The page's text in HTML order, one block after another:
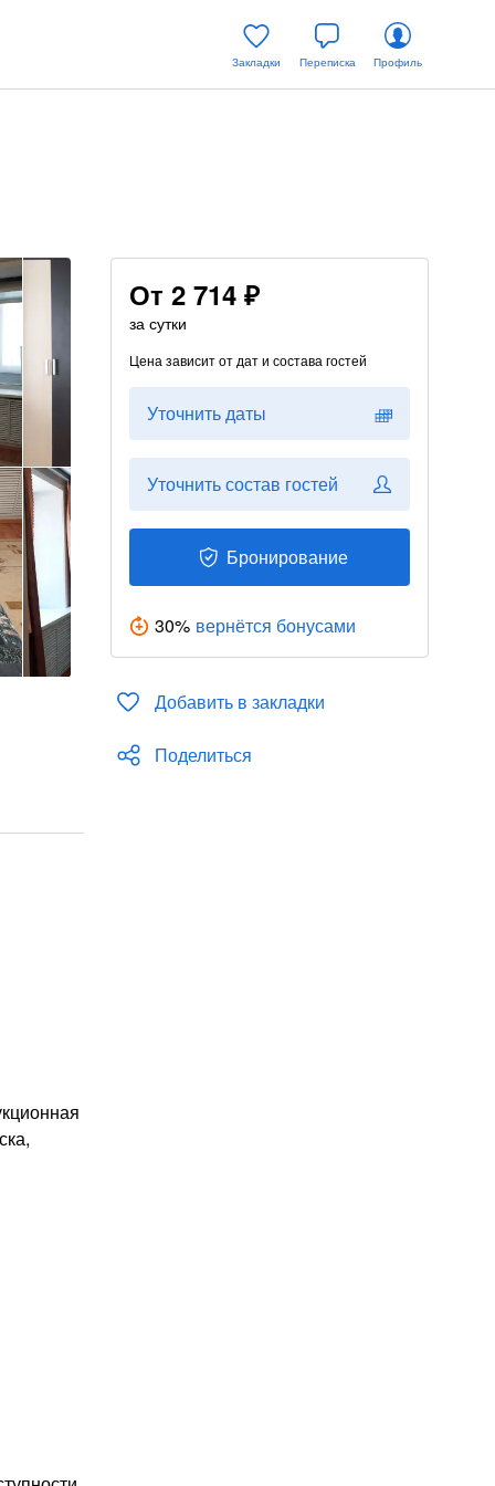
Закладки Переписка Профиль
От 2 714 ₽
за сутки
Цена зависит от дат и состава гостей
Уточнить даты
Уточнить состав гостей
Бронирование
30% вернётся бонусами
Добавить в закладки
Поделиться